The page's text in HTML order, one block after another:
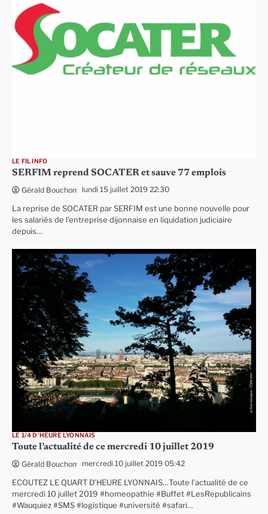
LE FIL INFO
SERFIM reprend SOCATER et sauve 77 emplois
Gérald Bouchon lundi 15 juillet 2019 22:30
La reprise de SOCATER par SERFIM est une bonne nouvelle pour
les salariés de l’entreprise dijonnaise en liquidation judiciaire
depuis…
LE 1/4 D'HEURE LYONNAIS
Toute l’actualité de ce mercredi 10 juillet 2019
Gérald Bouchon mercredi 10 juillet 2019 05:42
ECOUTEZ LE QUART D’HEURE LYONNAIS…Toute l’actualité de ce
mercredi 10 juillet 2019 #homeopathie #Buffet #LesRepublicains
#Wauquiez #SMS #logistique #université #safari…